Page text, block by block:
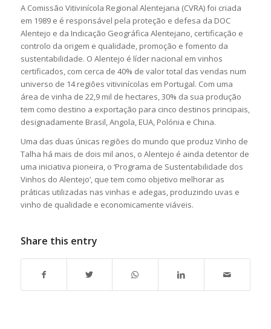
A Comissão Vitivinícola Regional Alentejana (CVRA) foi criada
em 1989 e é responsável pela proteção e defesa da DOC
Alentejo e da Indicação Geográfica Alentejano, certificação e
controlo da origem e qualidade, promoção e fomento da
sustentabilidade. O Alentejo é líder nacional em vinhos
certificados, com cerca de 40% de valor total das vendas num
universo de 14 regiões vitivinícolas em Portugal. Com uma
área de vinha de 22,9 mil de hectares, 30% da sua produção
tem como destino a exportação para cinco destinos principais,
designadamente Brasil, Angola, EUA, Polónia e China.
Uma das duas únicas regiões do mundo que produz Vinho de
Talha há mais de dois mil anos, o Alentejo é ainda detentor de
uma iniciativa pioneira, o ‘Programa de Sustentabilidade dos
Vinhos do Alentejo’, que tem como objetivo melhorar as
práticas utilizadas nas vinhas e adegas, produzindo uvas e
vinho de qualidade e economicamente viáveis.
Share this entry